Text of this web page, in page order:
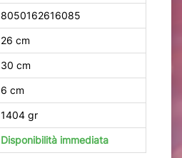
8050162616085
26 cm
30 cm
6 cm
1404 gr
Disponibilità immediata